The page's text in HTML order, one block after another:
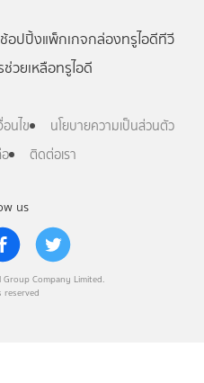
us
Company Limited.
reserved
ช้อปปิ้งแพ็กเกจกล่องทรูไอดีทีวี
วยเหลือทรูไอดี
นไข
นโยบายความเป็นส่วนตัว
ติดต่อเรา